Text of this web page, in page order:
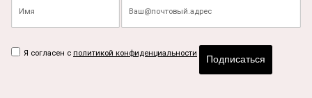
Я согласен с политикой конфиденциальности
Подписаться